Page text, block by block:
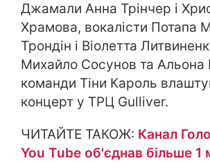
Джамали Анна Трінчер і
Храмова, вокалісти Потапа
Трондін і Віолетта
Михайло Сосунов та Альона
команди Тіни Кароль
концерт у ТРЦ Gulliver.
ЧИТАЙТЕ ТАКОЖ: Канал
You Tube об'єднав більше 1